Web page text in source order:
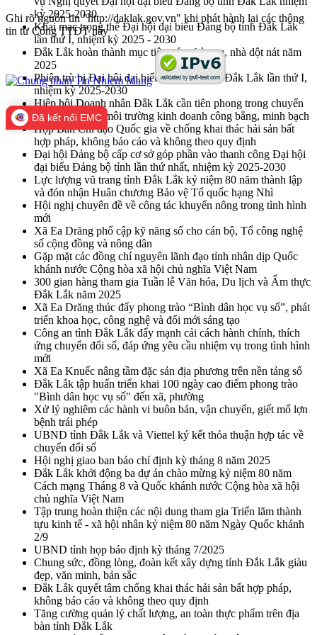
kỳ 2025-2030
Khai mạc trọng thể Đại hội đại biểu Đảng bộ tỉnh Đắk Lắk
lần thứ I, nhiệm kỳ 2025 - 2030
Đắk Lắk hoàn thành mục tiêu xóa nhà tạm, nhà dột nát năm
2025
Phiên trù bị Đại hội đại biểu Đảng bộ tỉnh Đắk Lắk lần thứ I,
nhiệm kỳ 2025-2030
Hiệp hội Doanh nhân Đắk Lắk cần tiên phong trong chuyển
đổi số, kiến tạo môi trường kinh doanh công bằng, minh bạch
Họp Ban Chỉ đạo Quốc gia về chống khai thác hải sản bất
hợp pháp, không báo cáo và không theo quy định
Đại hội Đảng bộ cấp cơ sở góp phần vào thanh công Đại hội
đại biểu Đảng bộ tỉnh lần thứ nhất, nhiệm kỳ 2025-2030
Lực lượng vũ trang tỉnh Đắk Lắk kỷ niệm 80 năm thành lập
và đón nhận Huân chương Bảo vệ Tổ quốc hạng Nhì
Hội nghị chuyên đề về công tác khuyến nông trong tình hình
mới
Xã Ea Drăng phổ cập kỹ năng số cho cán bộ, Tổ công nghệ
số cộng đồng và nông dân
Gặp mặt các đồng chí nguyên lãnh đạo tỉnh nhân dịp Quốc
khánh nước Cộng hòa xã hội chủ nghĩa Việt Nam
300 gian hàng tham gia Tuần lễ Văn hóa, Du lịch và Ẩm thực
Đắk Lắk năm 2025
Xã Ea Drăng thúc đẩy phong trào “Bình dân học vụ số”, phát
triển khoa học, công nghệ và đổi mới sáng tạo
Công an tỉnh Đắk Lắk đẩy mạnh cải cách hành chính, thích
ứng chuyển đổi số, đáp ứng yêu cầu nhiệm vụ trong tình hình
mới
Xã Ea Knuếc nâng tầm đặc sản địa phương trên nền tảng số
Đắk Lắk tập huấn triển khai 100 ngày cao điểm phong trào
"Bình dân học vụ số" đến xã, phường
Xử lý nghiêm các hành vi buôn bán, vận chuyển, giết mổ lợn
bệnh trái phép
UBND tỉnh Đắk Lắk và Viettel ký kết thỏa thuận hợp tác về
chuyển đổi số
Hội nghị giao ban báo chí định kỳ tháng 8 năm 2025
Đắk Lắk khởi động ba dự án chào mừng kỷ niệm 80 năm
Cách mạng Tháng 8 và Quốc khánh nước Cộng hòa xã hội
chủ nghĩa Việt Nam
Tập trung hoàn thiện các nội dung tham gia Triển lãm thành
tựu kinh tế - xã hội nhân kỷ niệm 80 năm Ngày Quốc khánh
2/9
UBND tỉnh họp báo định kỳ tháng 7/2025
Chung sức, đồng lòng, đoàn kết xây dựng tỉnh Đắk Lắk giàu
đẹp, văn minh, bản sắc
Đắk Lắk quyết tâm chống khai thác hải sản bất hợp pháp,
không báo cáo và không theo quy định
Tăng cường quản lý chất lượng, an toàn thực phẩm trên địa
bàn tỉnh Đắk Lắk
Ghi rõ nguồn tin "http://daklak.gov.vn" khi phát hành lại các thông
tin từ Cổng TTĐT này
Đã kết nối EMC